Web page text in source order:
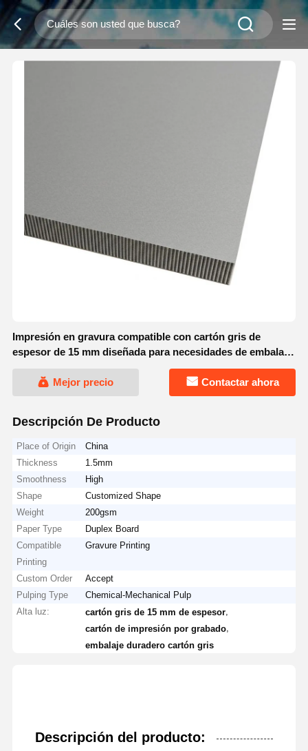
Impresión en gravura compatible con cartón gris de
espesor de 15 mm diseñada para necesidades de embalaje
Mejor precio
Contactar ahora
Descripción De Producto
Place of Origin
China
Thickness
1.5mm
Smoothness
High
Shape
Customized Shape
Weight
200gsm
Paper Type
Duplex Board
Compatible
Printing
Gravure Printing
Custom Order
Accept
Pulping Type
Chemical-Mechanical Pulp
Alta luz:
cartón gris de 15 mm de espesor
cartón de impresión por grabado
embalaje duradero cartón gris
Descripción del producto: